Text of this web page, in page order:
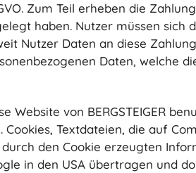
Zum Teil erheben die
haben. Nutzer müssen sich
Nutzer Daten an diese
Daten, welche
Website von BERGSTEIGER
Cookies, Textdateien, die auf
durch den Cookie erzeugten
in den USA übertragen und